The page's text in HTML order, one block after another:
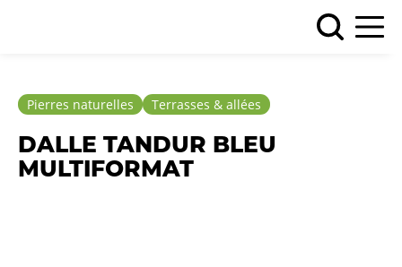
Pierres naturelles Terrasses & allées
DALLE TANDUR BLEU
MULTIFORMAT